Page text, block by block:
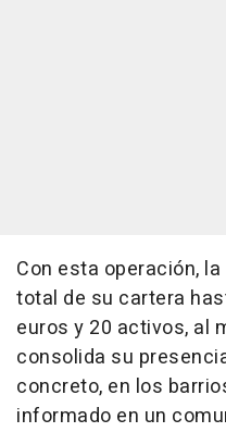
Con esta operación,
total de su cartera
euros y 20 activos, al
consolida su
concreto, en los
informado en un